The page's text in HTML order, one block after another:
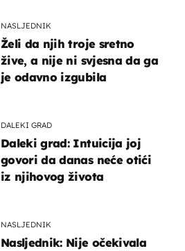
NASLJEDNIK
Želi da njih troje sretno
žive, a nije ni svjesna da ga
je odavno izgubila
DALEKI GRAD
Daleki grad: Intuicija joj
govori da danas neće otići
iz njihovog života
NASLJEDNIK
Nasljednik: Nije očekivala